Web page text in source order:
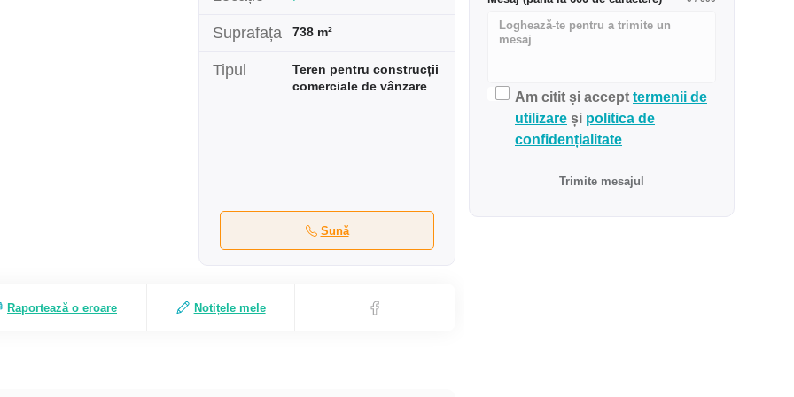
Suprafața 738 m²
Tipul
Teren pentru construcții
comerciale de vânzare
Sună
Raportează o eroare Notițele mele
Am citit și accept termenii de
utilizare și politica de
confidențialitate
Trimite mesajul